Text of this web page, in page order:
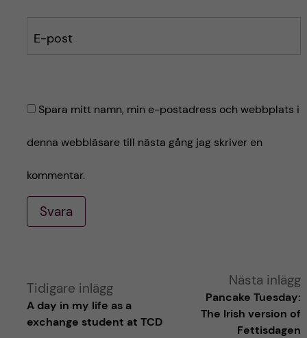
E-post
Spara mitt namn, min e-postadress och webbplats i
denna webbläsare till nästa gång jag skriver en
kommentar.
Svara
l
Tidigare inlägg
A day in my life as a
exchange student at TCD
Nästa inlägg
Pancake Tuesday:
The Irish version of
Fettisdagen